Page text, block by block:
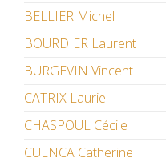
BELLIER Michel
BOURDIER Laurent
BURGEVIN Vincent
CATRIX Laurie
CHASPOUL Cécile
CUENCA Catherine